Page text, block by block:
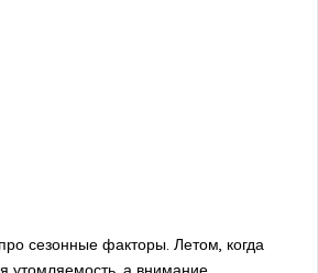
сезонные факторы. Летом, когда